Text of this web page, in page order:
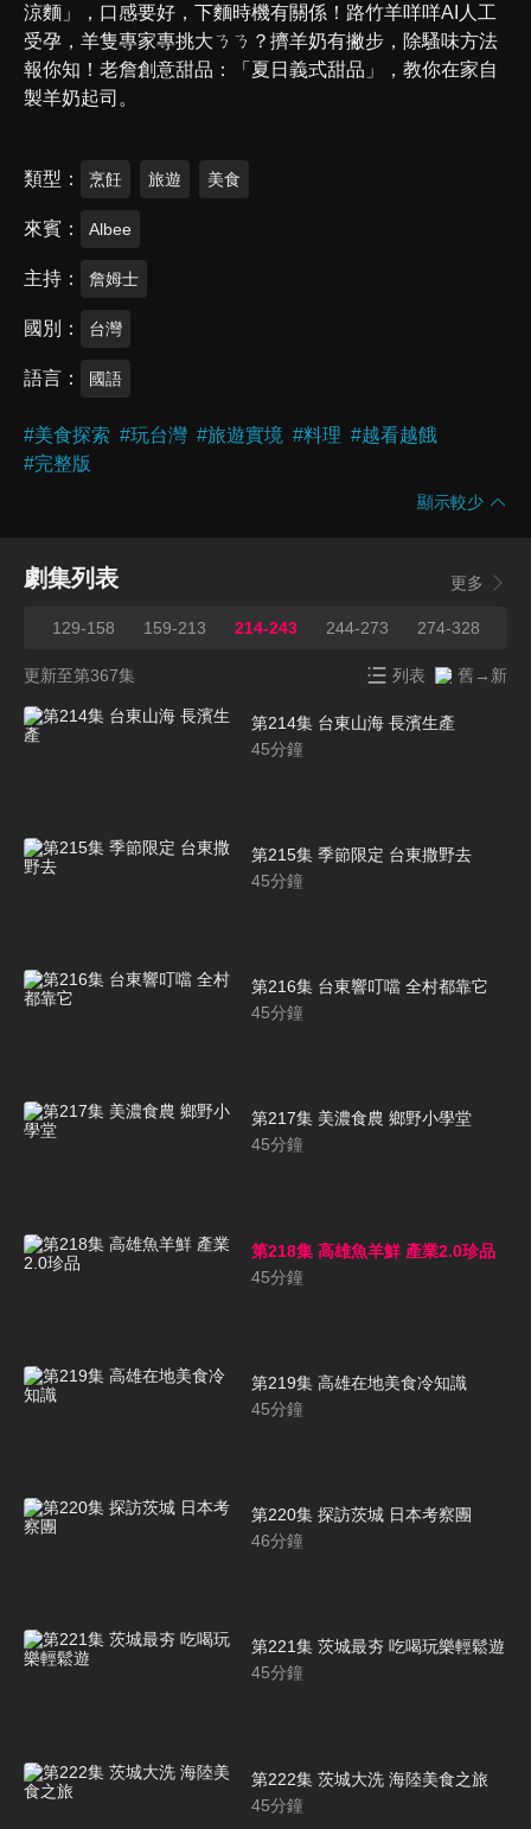
涼麵」，口感要好，下麵時機有關係！路竹羊咩咩AI人工
受孕，羊隻專家專挑大ㄋㄋ？擠羊奶有撇步，除騷味方法
報你知！老詹創意甜品：「夏日義式甜品」，教你在家自
製羊奶起司。
類型 烹飪 旅遊 美食
來賓 Albee
主持 詹姆士
國別 台灣
語言 國語
#美食探索 #玩台灣 #旅遊實境 #料理 #越看越餓
#完整版
顯示較少
劇集列表 更多
129-158 159-213 214-243 244-273 274-328
更新至第367集 列表 舊→新
第214集 台東山海 長濱生產
45分鐘
第215集 季節限定 台東撒野去
45分鐘
第216集 台東響叮噹 全村都靠它
45分鐘
第217集 美濃食農 鄉野小學堂
45分鐘
第218集 高雄魚羊鮮 產業2.0珍品
45分鐘
第219集 高雄在地美食冷知識
45分鐘
第220集 探訪茨城 日本考察團
46分鐘
第221集 茨城最夯 吃喝玩樂輕鬆遊
45分鐘
第222集 茨城大洗 海陸美食之旅
45分鐘